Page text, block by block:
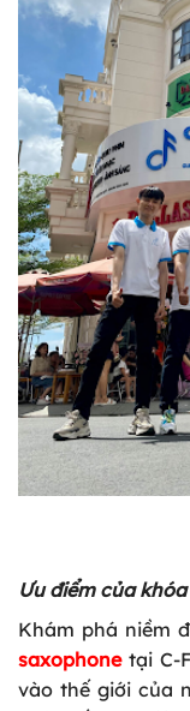
Ưu điểm của
Khám phá niềm
saxophonetại C-
vào thế giới của